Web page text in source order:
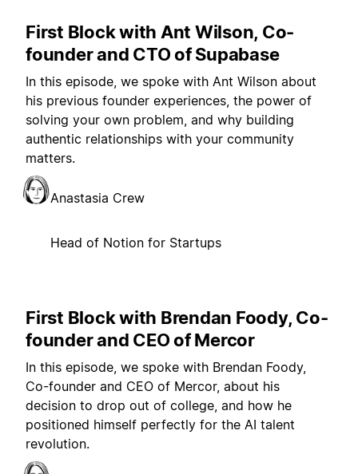
First Block with Ant Wilson, Co-
founder and CTO of Supabase
In this episode, we spoke with Ant Wilson about
his previous founder experiences, the power of
solving your own problem, and why building
authentic relationships with your community
matters.
Anastasia Crew
Head of Notion for Startups
First Block with Brendan Foody, Co-
founder and CEO of Mercor
In this episode, we spoke with Brendan Foody,
Co-founder and CEO of Mercor, about his
decision to drop out of college, and how he
positioned himself perfectly for the AI talent
revolution.